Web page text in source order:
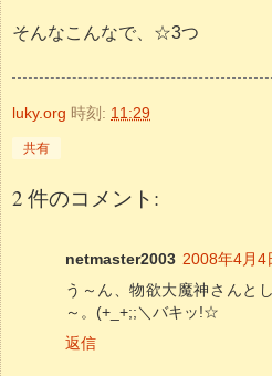
そんなこんなで、☆3つ
luky.org 時刻: 11:29
共有
2 件のコメント:
netmaster2003 2008年4月4
う～ん、物欲大魔神さんと
～。(+_+;;＼バキッ!☆
返信